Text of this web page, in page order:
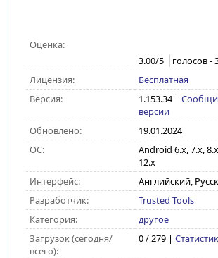
Оценка:
3.00/5 голосов -
Лицензия:
Бесплатная
Версия:
1.153.34|
версии
Обновлено:
19.01.2024
ОС:
Android 6.x, 7.x,
12.x
Интерфейс:
Английский,
Разработчик:
Trusted Tools
Категория:
другое
Загрузок (сегодня/
всего):
0 / 279 |